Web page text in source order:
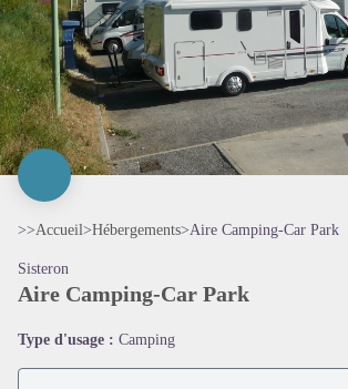
Voir l'image
>>Accueil>Hébergements>Aire Camping-Car Park
Sisteron
Aire Camping-Car Park
Type d'usage : Camping